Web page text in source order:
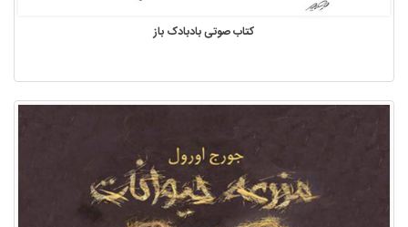
کتاب صوتی بادبادک باز